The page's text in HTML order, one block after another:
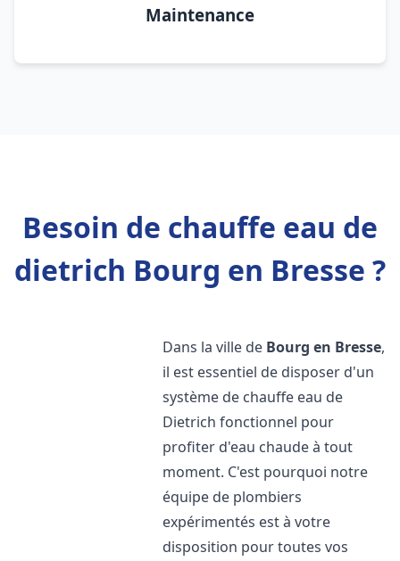
Maintenance
Besoin de chauffe eau de
dietrich Bourg en Bresse ?
Dans la ville de Bourg en Bresse,
il est essentiel de disposer d'un
système de chauffe eau de
Dietrich fonctionnel pour
profiter d'eau chaude à tout
moment. C'est pourquoi notre
équipe de plombiers
expérimentés est à votre
disposition pour toutes vos